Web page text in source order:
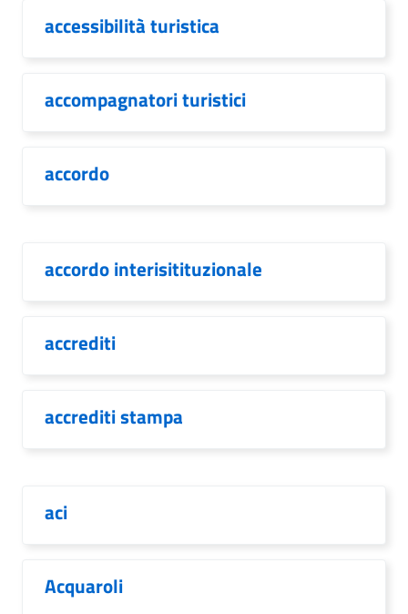
accessibilità turistica
accompagnatori turistici
accordo
accordo interisitituzionale
accrediti
accrediti stampa
aci
Acquaroli